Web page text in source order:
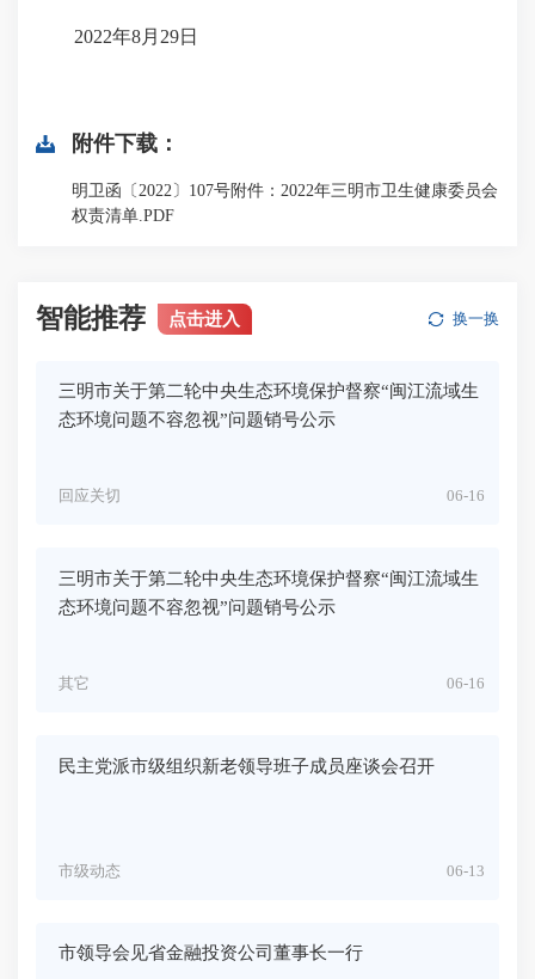
2022年8月29日
附件下载：
明卫函〔2022〕107号附件：2022年三明市卫生健康委员会
权责清单.PDF
智能推荐 点击进入 换一换
三明市关于第二轮中央生态环境保护督察“闽江流域生
态环境问题不容忽视”问题销号公示
06-16
回应关切
三明市关于第二轮中央生态环境保护督察“闽江流域生
态环境问题不容忽视”问题销号公示
06-16
其它
民主党派市级组织新老领导班子成员座谈会召开
06-13
市级动态
市领导会见省金融投资公司董事长一行